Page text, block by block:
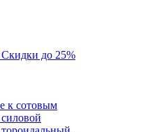
Скидки до 25%
к сотовым